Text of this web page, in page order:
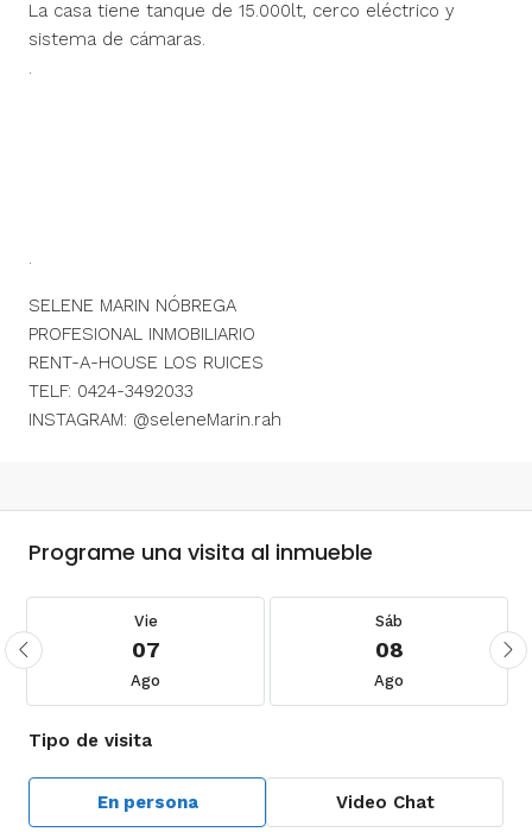
La casa tiene tanque de 15.000lt, cerco eléctrico y
sistema de cámaras.
.
.
SELENE MARIN NÓBREGA
PROFESIONAL INMOBILIARIO
RENT-A-HOUSE LOS RUICES
TELF: 0424-3492033
INSTAGRAM: @seleneMarin.rah
Programe una visita al inmueble
Vie
07
Ago
Sáb
08
Ago
Tipo de visita
En persona Video Chat